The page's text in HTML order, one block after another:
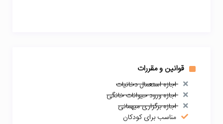
قوانین و مقررات
اجازه استعمال دخانیات
اجازه ورود حیوانات خانگی
اجازه برگزاری میهمانی
مناسب برای کودکان